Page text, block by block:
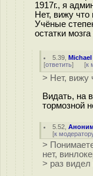
1917г., я
Нет, вижу
Учёные
остатки
5.39 ,
[ответить] [к
> Нет, вижу
Видать, на
тормозной
5.52 ,
[к
>
нет,
> раз видел